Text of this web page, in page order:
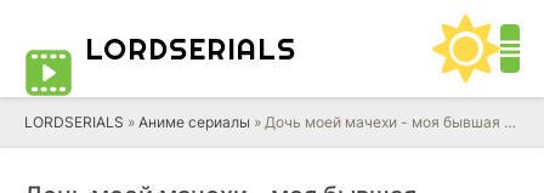
LORDSERIALS
LORDSERIALS » Аниме сериалы » Дочь моей мачехи - моя бывшая девушка